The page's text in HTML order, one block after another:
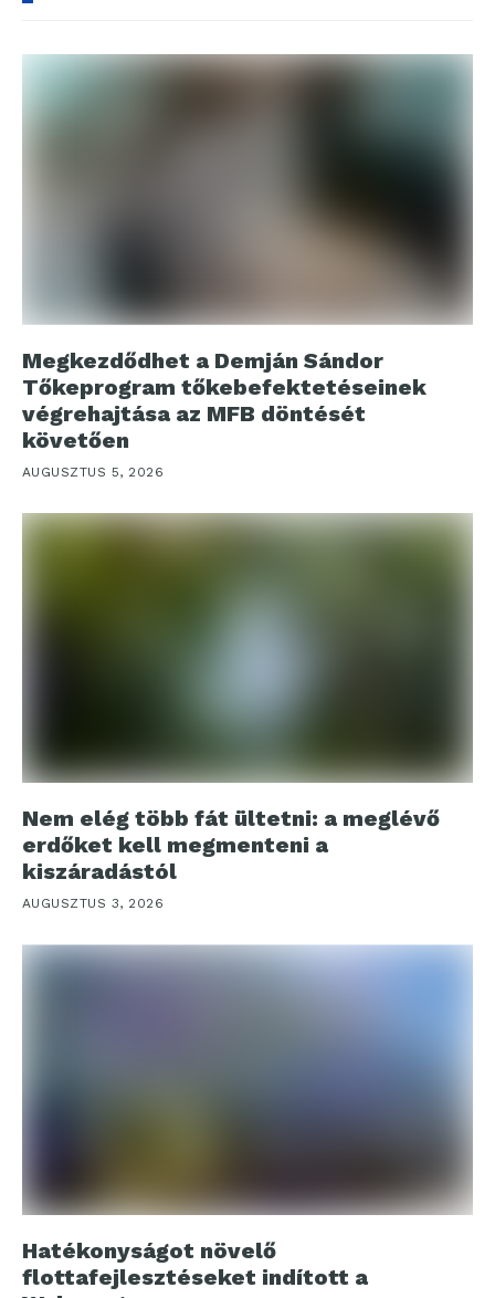
Megkezdődhet a Demján Sándor
Tőkeprogram tőkebefektetéseinek
végrehajtása az MFB döntését
követően
AUGUSZTUS 5, 2026
Nem elég több fát ültetni: a meglévő
erdőket kell megmenteni a
kiszáradástól
AUGUSZTUS 3, 2026
Hatékonyságot növelő
flottafejlesztéseket indított a